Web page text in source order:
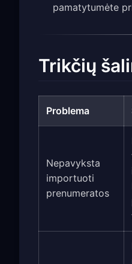
pamatytumėte
Trikčių
Problema
Nepavyksta
importuoti
prenumeratos